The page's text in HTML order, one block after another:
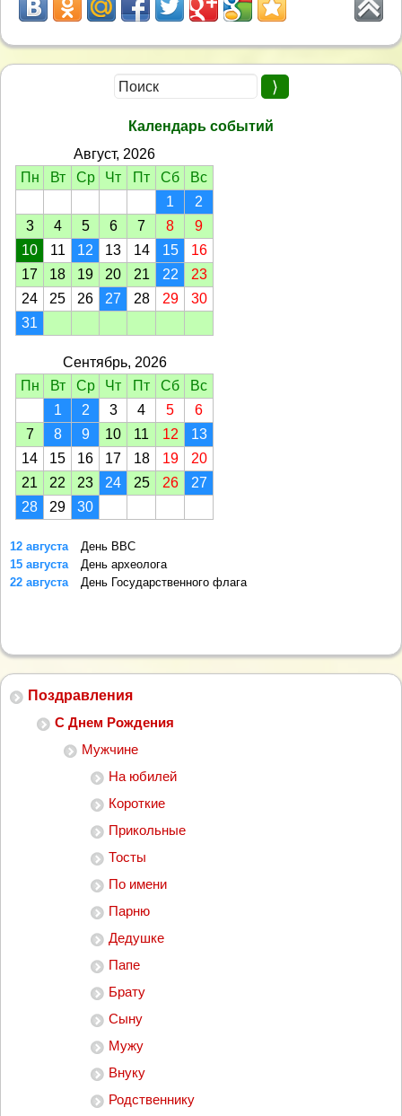
Поздравления
С Днем Рождения
Мужчине
На юбилей
Короткие
Прикольные
Тосты
По имени
Парню
Дедушке
Папе
Брату
Сыну
Мужу
Внуку
Родственнику
Календарь событий
Август, 2026
Пн
Вт Ср Чт Пт Сб
Вс
1
2
3
4 5 6 7 8
9
10
11 12 13 14 15
16
17
18 19 20 21 22
23
24
25 26 27 28 29
30
31
Сентябрь, 2026
Пн
Вт Ср Чт Пт Сб
Вс
1
2 3 4 5
6
7
8 9 10 11 12
13
14
15 16 17 18 19
20
21
22 23 24 25 26
27
28
29 30
12 августа
День ВВС
15 августа
День археолога
22 августа
День Государственного флага